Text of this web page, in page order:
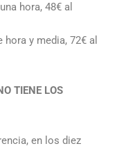
hora, 48€ al
72€ al
TIENE LOS
en los diez